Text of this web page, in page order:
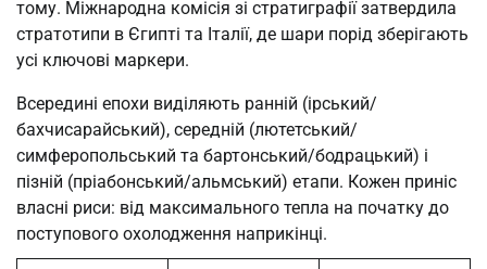
тому. Міжнародна комісія зі стратиграфії затвердила
стратотипи в Єгипті та Італії, де шари порід зберігають
усі ключові маркери.
Всередині епохи виділяють ранній (ірський/
бахчисарайський), середній (лютетський/
симферопольський та бартонський/бодрацький) і
пізній (пріабонський/альмський) етапи. Кожен приніс
власні риси: від максимального тепла на початку до
поступового охолодження наприкінці.